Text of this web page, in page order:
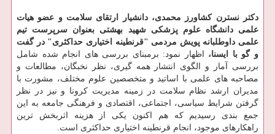
دكتر نسترن كشاورز محمدی، دانشیار ارتقای سلامت و عضو هیات
علمی دانشگاه علوم پزشكی شهید بهشتی بعنوان سرپرست تیم
علمی داوطلبانه پویش مردمی "قرنطینه اختیاری حداكثری" در گفت
و گو با ایسنا، اظهار نمود: برمبنای بررسی های انجام شده شامل
بررسی آمار و الگوی انتشار همه گیری، نظر نخبگان، مطالعات و
مصاحبه های علمی با اساتید و متخصصین علوم مختلف، مشورت با
مدیران ارشد نظام سلامت در زمینه مدیریت كرونا و نیز در نظر
گرفتن شرایط سیاسی، اجتماعی، اقتصادی و فرهنگی جامعه به این
جمع بندی رسیدیم كه هم اكنون یكی از هزینه اثربخش ترین
راهكارهای موجود، انجام قرنطینه اختیاری حداكثری است.